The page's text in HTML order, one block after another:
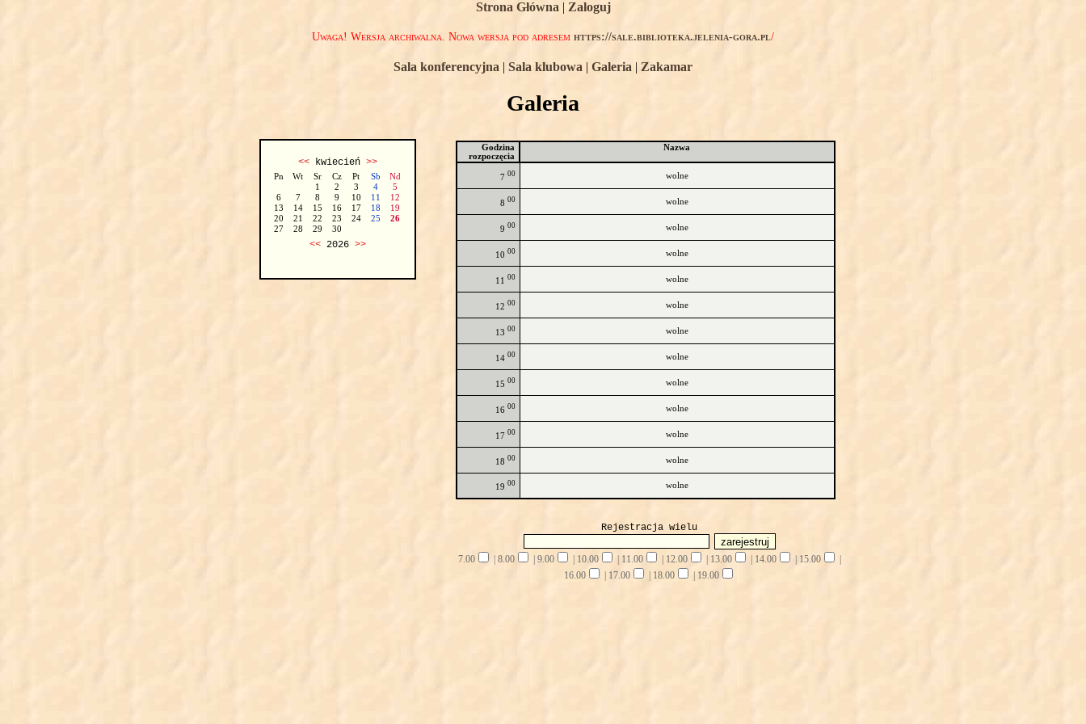
Strona Główna | Zaloguj
Uwaga! Wersja archiwalna. Nowa wersja pod adresem https://sale.biblioteka.jelenia-gora.pl/
Sala konferencyjna | Sala klubowa | Galeria | Zakamar
Galeria
<<kwiecień >>
Pn Wt Sr Cz Pt Sb
Nd
1
2 3 4
5
6
7 8 9 10 11
12
13
14 15 16 17 18
19
20
21 22 23 24 25
26
27
28 29 30
<<2026 >>
Godzina
rozpoczęcia
Nazwa
7 00 wolne
8 00 wolne
9 00 wolne
10 00 wolne
11 00 wolne
12 00 wolne
13 00 wolne
14 00 wolne
15 00 wolne
16 00 wolne
17 00 wolne
18 00 wolne
19 00 wolne
Rejestracja wielu
7.00 8.00 9.00 10.00 11.00 12.00 13.00 14.00 15.00
16.00
17.00 18.00 19.00